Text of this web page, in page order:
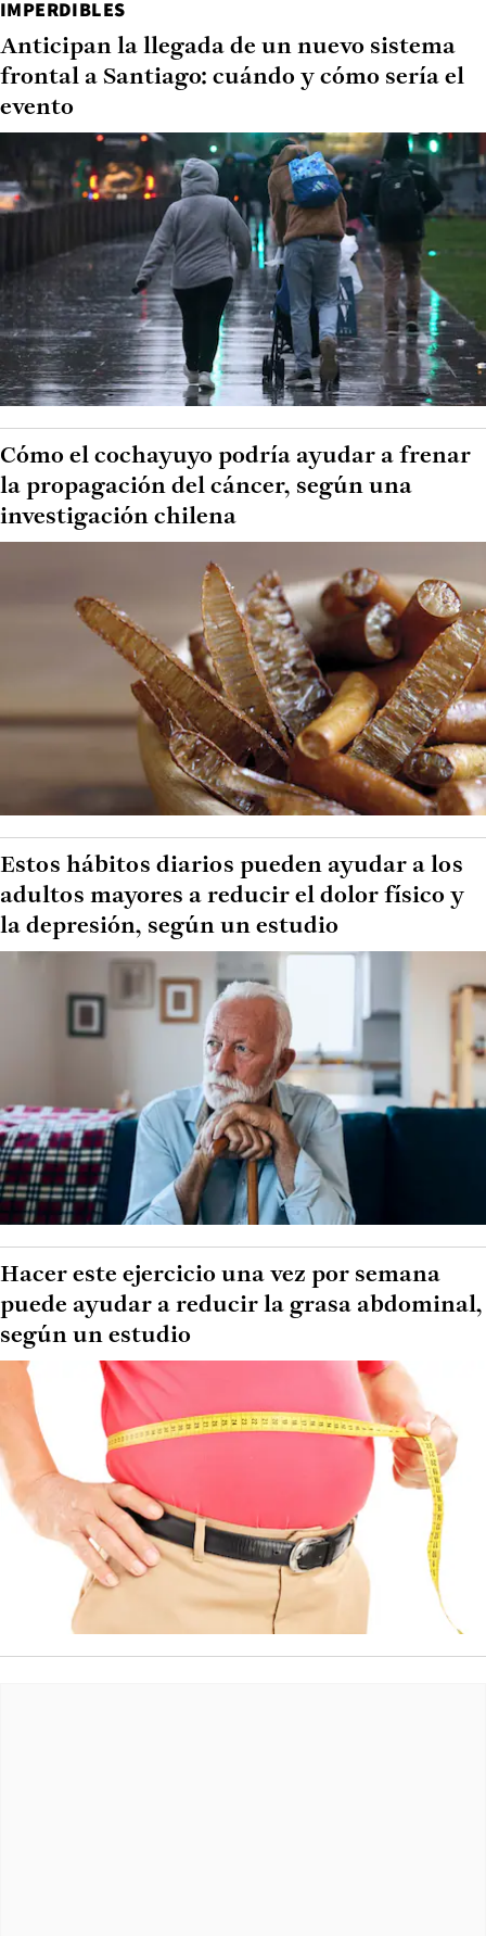
IMPERDIBLES
Anticipan la llegada de un nuevo sistema
frontal a Santiago: cuándo y cómo sería el
evento
Cómo el cochayuyo podría ayudar a frenar
la propagación del cáncer, según una
investigación chilena
Estos hábitos diarios pueden ayudar a los
adultos mayores a reducir el dolor físico y
la depresión, según un estudio
Hacer este ejercicio una vez por semana
puede ayudar a reducir la grasa abdominal,
según un estudio